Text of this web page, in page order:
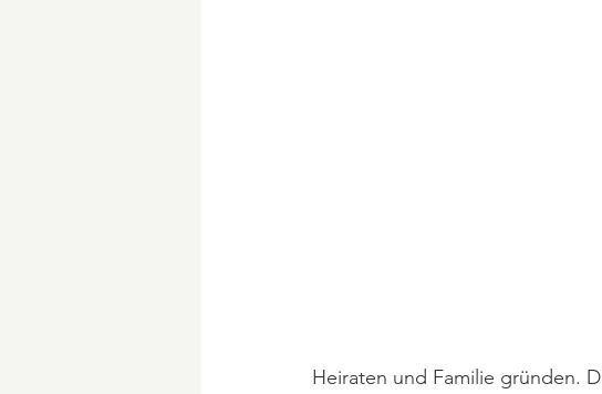
Heiraten und Familie gründen.